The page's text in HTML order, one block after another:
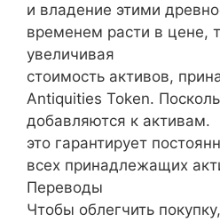
и владение этими
временем расти в цене,
увеличивая
стоимость активов,
Antiquities Token.
добавляются к активам.
это гарантирует
всех принадлежащих
Переводы
Чтобы облегчить